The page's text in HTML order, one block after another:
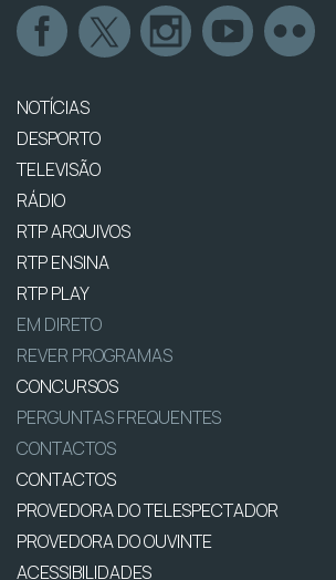
NOTÍCIAS
DESPORTO
TELEVISÃO
RÁDIO
RTP ARQUIVOS
RTP ENSINA
RTP PLAY
EM DIRETO
REVER PROGRAMAS
CONCURSOS
PERGUNTAS FREQUENTES
CONTACTOS
CONTACTOS
PROVEDORA DO TELESPECTADOR
PROVEDORA DO OUVINTE
ACESSIBILIDADES